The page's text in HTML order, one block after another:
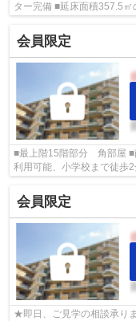
ター完備 ■延床面積357.5
会員限定
■最上階15階部分 角部屋 ■
利用可能、小学校まで徒歩
会員限定
★即日、ご見学の相談承り